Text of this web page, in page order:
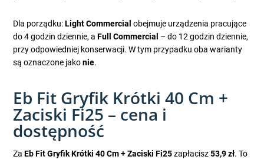
Dla porządku:Light Commercial obejmuje urządzenia pracujące
do 4 godzin dziennie, aFull Commercial – do 12 godzin dziennie,
przy odpowiedniej konserwacji. W tym przypadku oba warianty
są oznaczone jakonie.
Eb Fit Gryfik Krótki 40 Cm +
Zaciski Fi25 – cena i
dostępność
ZaEb Fit Gryfik Krótki 40 Cm + Zaciski Fi25zapłacisz53,9 zł. To